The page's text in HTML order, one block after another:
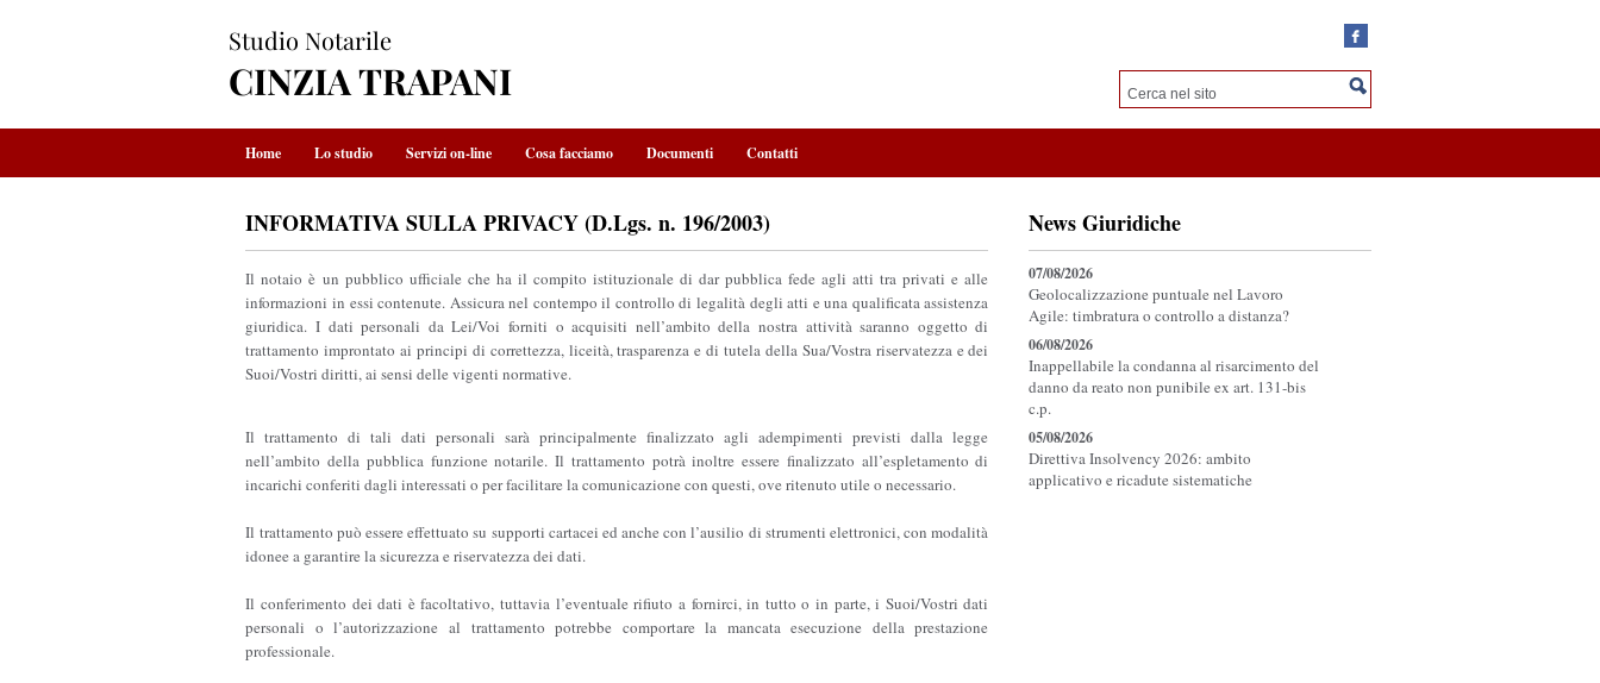
Studio Notarile
CINZIA TRAPANI
Home Lo studio Servizi on-line Cosa facciamo Documenti Contatti
INFORMATIVA SULLA PRIVACY (D.Lgs. n. 196/2003)
Il notaio è un pubblico ufficiale che ha il compito istituzionale di dar pubblica fede agli atti tra privati e alle
informazioni in essi contenute. Assicura nel contempo il controllo di legalità degli atti e una qualificata assistenza
giuridica. I dati personali da Lei/Voi forniti o acquisiti nell’ambito della nostra attività saranno oggetto di
trattamento improntato ai principi di correttezza, liceità, trasparenza e di tutela della Sua/Vostra riservatezza e dei
Suoi/Vostri diritti, ai sensi delle vigenti normative.
Il trattamento di tali dati personali sarà principalmente finalizzato agli adempimenti previsti dalla legge
nell’ambito della pubblica funzione notarile. Il trattamento potrà inoltre essere finalizzato all’espletamento di
incarichi conferiti dagli interessati o per facilitare la comunicazione con questi, ove ritenuto utile o necessario.
Il trattamento può essere effettuato su supporti cartacei ed anche con l’ausilio di strumenti elettronici, con modalità
idonee a garantire la sicurezza e riservatezza dei dati.
Il conferimento dei dati è facoltativo, tuttavia l’eventuale rifiuto a fornirci, in tutto o in parte, i Suoi/Vostri dati
personali o l’autorizzazione al trattamento potrebbe comportare la mancata esecuzione della prestazione
professionale.
News Giuridiche
07/08/2026
Geolocalizzazione puntuale nel Lavoro
Agile: timbratura o controllo a distanza?
06/08/2026
Inappellabile la condanna al risarcimento del
danno da reato non punibile ex art. 131-bis
c.p.
05/08/2026
Direttiva Insolvency 2026: ambito
applicativo e ricadute sistematiche